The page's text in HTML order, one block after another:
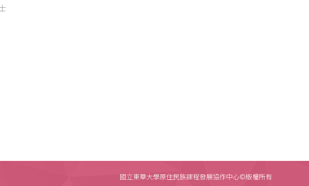
國立東華大學原住民族課程發展協作中心©版權所有